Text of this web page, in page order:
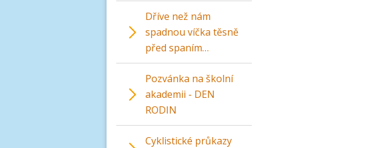
Dříve než nám
spadnou víčka těsně
před spaním…
Pozvánka na školní
akademii - DEN
RODIN
Cyklistické průkazy